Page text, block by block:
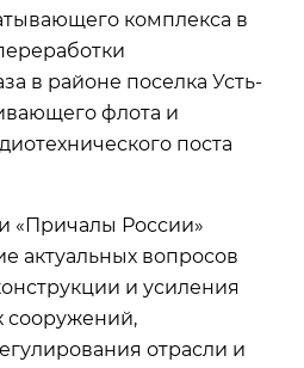
комплекса в
в районе поселка Усть-
флота и
поста
«Причалы России»
актуальных вопросов
и усиления
сооружений,
отрасли и